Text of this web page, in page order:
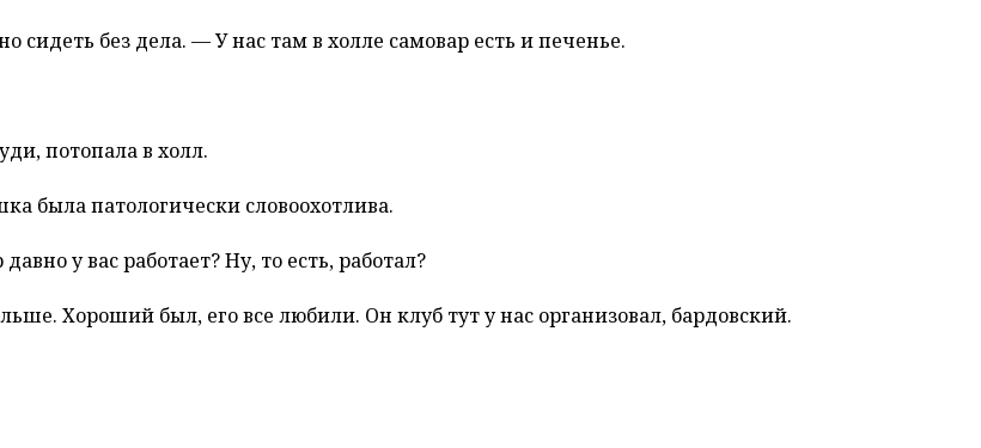
без дела. — У нас там в холле самовар есть и печенье.
потопала в холл.
была патологически словоохотлива.
у вас работает? Ну, то есть, работал?
Хороший был, его все любили. Он клуб тут у нас организовал, бардовский.